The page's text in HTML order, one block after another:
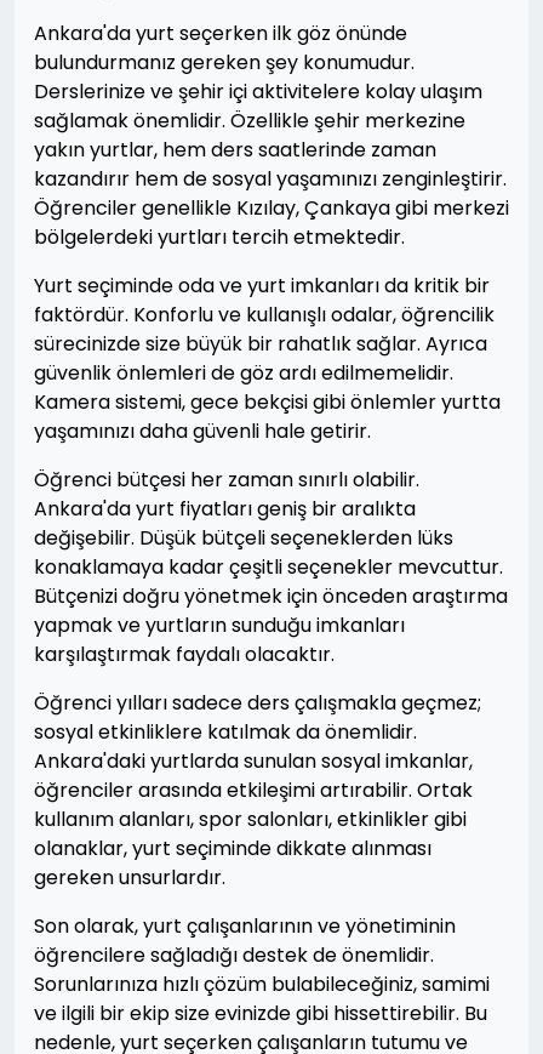
Ankara'da yurt seçerken ilk göz önünde
bulundurmanız gereken şey konumudur.
Derslerinize ve şehir içi aktivitelere kolay ulaşım
sağlamak önemlidir. Özellikle şehir merkezine
yakın yurtlar, hem ders saatlerinde zaman
kazandırır hem de sosyal yaşamınızı zenginleştirir.
Öğrenciler genellikle Kızılay, Çankaya gibi merkezi
bölgelerdeki yurtları tercih etmektedir.
Yurt seçiminde oda ve yurt imkanları da kritik bir
faktördür. Konforlu ve kullanışlı odalar, öğrencilik
sürecinizde size büyük bir rahatlık sağlar. Ayrıca
güvenlik önlemleri de göz ardı edilmemelidir.
Kamera sistemi, gece bekçisi gibi önlemler yurtta
yaşamınızı daha güvenli hale getirir.
Öğrenci bütçesi her zaman sınırlı olabilir.
Ankara'da yurt fiyatları geniş bir aralıkta
değişebilir. Düşük bütçeli seçeneklerden lüks
konaklamaya kadar çeşitli seçenekler mevcuttur.
Bütçenizi doğru yönetmek için önceden araştırma
yapmak ve yurtların sunduğu imkanları
karşılaştırmak faydalı olacaktır.
Öğrenci yılları sadece ders çalışmakla geçmez;
sosyal etkinliklere katılmak da önemlidir.
Ankara'daki yurtlarda sunulan sosyal imkanlar,
öğrenciler arasında etkileşimi artırabilir. Ortak
kullanım alanları, spor salonları, etkinlikler gibi
olanaklar, yurt seçiminde dikkate alınması
gereken unsurlardır.
Son olarak, yurt çalışanlarının ve yönetiminin
öğrencilere sağladığı destek de önemlidir.
Sorunlarınıza hızlı çözüm bulabileceğiniz, samimi
ve ilgili bir ekip size evinizde gibi hissettirebilir. Bu
nedenle, yurt seçerken çalışanların tutumu ve